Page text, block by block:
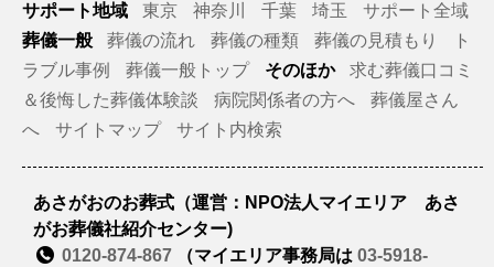
サポート地域
東京 神奈川 千葉 埼玉
サポート全域
葬儀一般
葬儀の流れ 葬儀の種類 葬儀の見積もり
ト
ラブル事例
葬儀一般トップ そのほか
求む葬儀口コミ
＆後悔した葬儀体験談
病院関係者の方へ
葬儀屋さん
へ
サイトマップ サイト内検索
あさがおのお葬式（運営：NPO法人マイエリア あさ
がお葬儀社紹介センター)
0120-874-867 （マイエリア事務局は03-5918-